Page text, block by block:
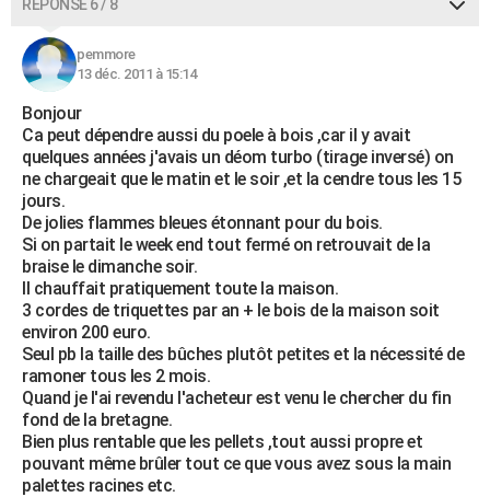
RÉPONSE 6 / 8
pemmore
13 déc. 2011 à 15:14
Bonjour
Ca peut dépendre aussi du poele à bois ,car il y avait
quelques années j'avais un déom turbo (tirage inversé) on
ne chargeait que le matin et le soir ,et la cendre tous les 15
jours.
De jolies flammes bleues étonnant pour du bois.
Si on partait le week end tout fermé on retrouvait de la
braise le dimanche soir.
Il chauffait pratiquement toute la maison.
3 cordes de triquettes par an + le bois de la maison soit
environ 200 euro.
Seul pb la taille des bûches plutôt petites et la nécessité de
ramoner tous les 2 mois.
Quand je l'ai revendu l'acheteur est venu le chercher du fin
fond de la bretagne.
Bien plus rentable que les pellets ,tout aussi propre et
pouvant même brûler tout ce que vous avez sous la main
palettes racines etc.